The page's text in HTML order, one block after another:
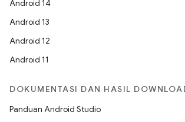
Android 14
Android 13
Android 12
Android 11
DOKUMENTASI DAN HASIL
Panduan Android Studio